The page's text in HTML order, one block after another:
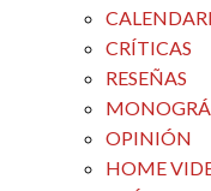
CRÍTICAS
RESEÑAS
OPINIÓN
HOME